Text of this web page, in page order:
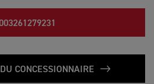
CONCESSIONNAIRE